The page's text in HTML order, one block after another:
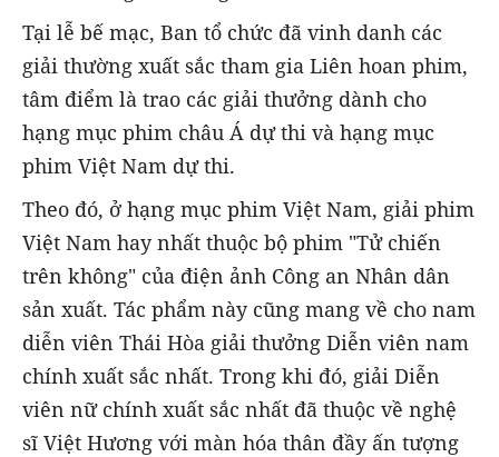
Tại lễ bế mạc, Ban tổ chức đã vinh danh các
giải thường xuất sắc tham gia Liên hoan phim,
tâm điểm là trao các giải thưởng dành cho
hạng mục phim châu Á dự thi và hạng mục
phim Việt Nam dự thi.
Theo đó, ở hạng mục phim Việt Nam, giải phim
Việt Nam hay nhất thuộc bộ phim "Tử chiến
trên không" của điện ảnh Công an Nhân dân
sản xuất. Tác phẩm này cũng mang về cho nam
diễn viên Thái Hòa giải thưởng Diễn viên nam
chính xuất sắc nhất. Trong khi đó, giải Diễn
viên nữ chính xuất sắc nhất đã thuộc về nghệ
sĩ Việt Hương với màn hóa thân đầy ấn tượng